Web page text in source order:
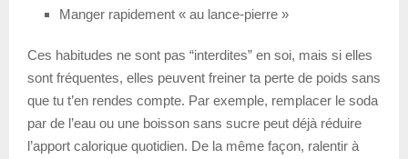
Manger rapidement « au lance-pierre »
Ces habitudes ne sont pas “interdites” en soi, mais si elles
sont fréquentes, elles peuvent freiner ta perte de poids sans
que tu t’en rendes compte. Par exemple, remplacer le soda
par de l’eau ou une boisson sans sucre peut déjà réduire
l’apport calorique quotidien. De la même façon, ralentir à